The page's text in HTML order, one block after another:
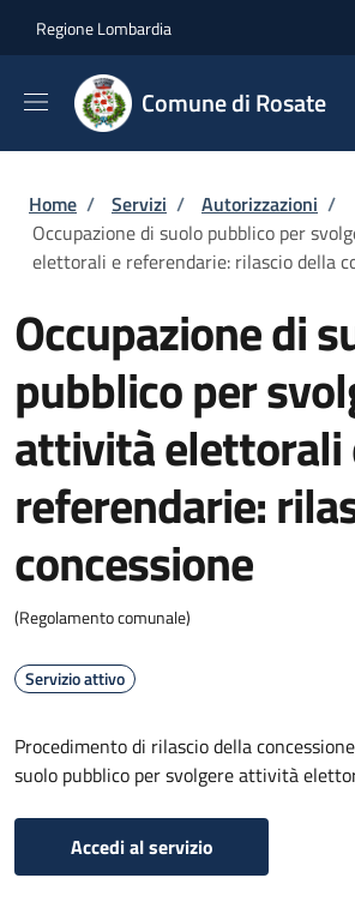
Regione Lombardia
Comune di Rosate
Briciole di pane
Home / Servizi / Autorizzazioni /
Occupazione di suolo pubblico per
elettorali e referendarie: rilascio della
Occupazione di
pubblico per
attività elettorali
referendarie:
concessione
(Regolamento comunale)
Servizio attivo
Procedimento di rilascio della
suolo pubblico per svolgere attività
Accedi al servizio